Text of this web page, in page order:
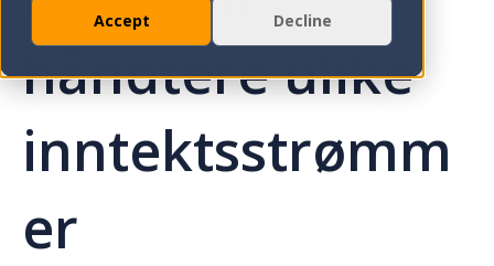
Accept Decline
håndtere ulike
inntektsstrømm
er